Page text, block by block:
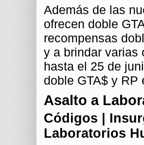
Además de las
ofrecen doble
recompensas
y a brindar varias
hasta el 25 de
doble GTA$ y RP
Asalto a
Códigos |
Laboratorios